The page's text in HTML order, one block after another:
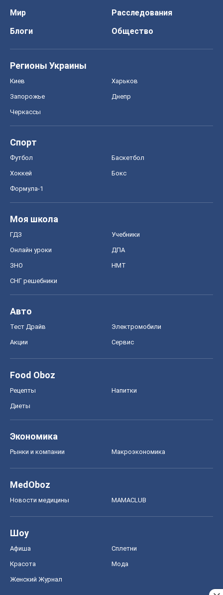
Мир
Расследования
Блоги
Общество
Регионы Украины
Киев Харьков
Запорожье Днепр
Черкассы
Спорт
Футбол Баскетбол
Хоккей Бокс
Формула-1
Моя школа
ГДЗ Учебники
Онлайн уроки ДПА
ЗНО НМТ
СНГ решебники
Авто
Тест Драйв Электромобили
Акции Сервис
Food Oboz
Рецепты Напитки
Диеты
Экономика
Рынки и компании Mакроэкономика
MedOboz
Новости медицины MAMACLUB
Шоу
Афиша Сплетни
Красота Мода
Женский Журнал